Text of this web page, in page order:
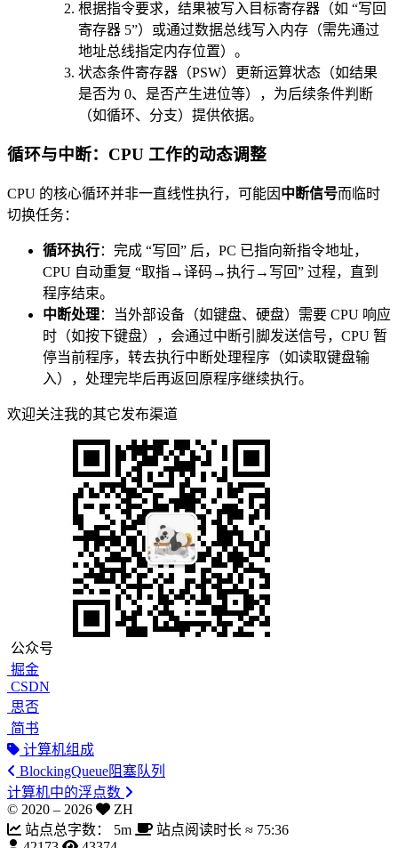
根据指令要求，结果被写入目标寄存器（如 “写回
寄存器 5”）或通过数据总线写入内存（需先通过
地址总线指定内存位置）。
状态条件寄存器（PSW）更新运算状态（如结果
是否为 0、是否产生进位等），为后续条件判断
（如循环、分支）提供依据。
循环与中断：CPU 工作的动态调整
CPU 的核心循环并非一直线性执行，可能因 中断信号而临时
切换任务：
循环执行：完成 “写回” 后，PC 已指向新指令地址，
CPU 自动重复 “取指→译码→执行→写回” 过程，直到
程序结束。
中断处理：当外部设备（如键盘、硬盘）需要 CPU 响应
时（如按下键盘），会通过中断引脚发送信号，CPU 暂
停当前程序，转去执行中断处理程序（如读取键盘输
入），处理完毕后再返回原程序继续执行。
欢迎关注我的其它发布渠道
公众号
掘金
CSDN
思否
简书
计算机组成
BlockingQueue阻塞队列
计算机中的浮点数
© 2020 – 2026
ZH
站点总字数：
5m 站点阅读时长 ≈ 75:36